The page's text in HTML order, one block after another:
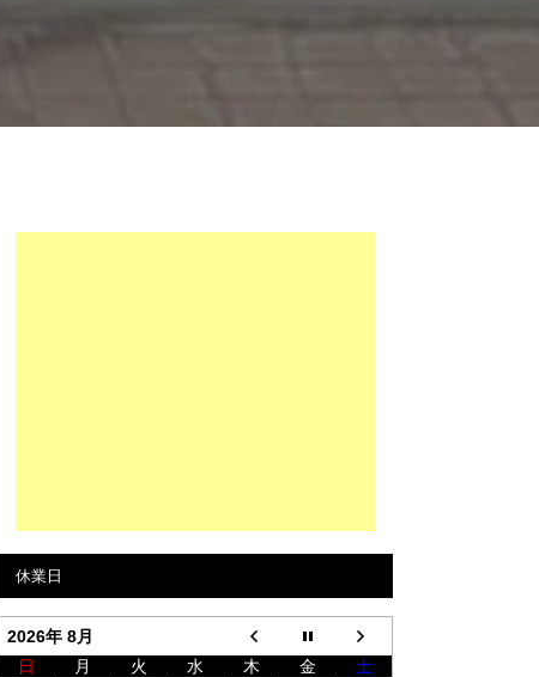
休業日
2026年 8月
日
月 火 水 木 金
土